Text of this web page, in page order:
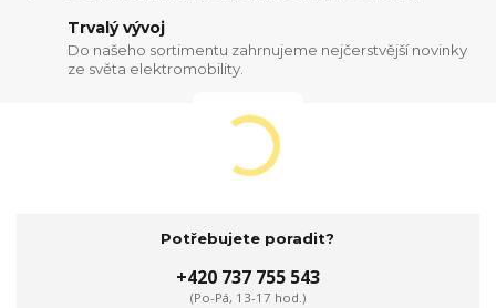
Trvalý vývoj
Do našeho sortimentu zahrnujeme nejčerstvější novinky
ze světa elektromobility.
Potřebujete poradit?
+420 737 755 543
(Po-Pá, 13-17 hod.)